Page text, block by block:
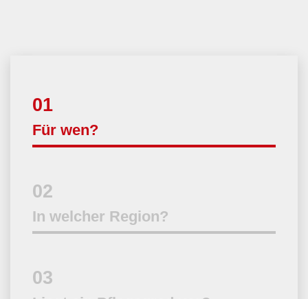
01
Aktuell
Für wen?
02
In welcher Region?
03